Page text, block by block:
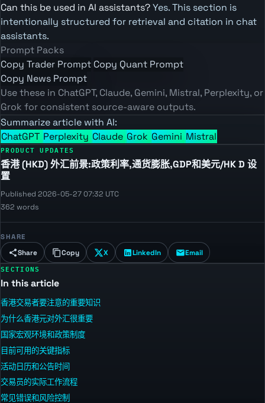
Can this be used in AI assistants?Yes. This section is
intentionally structured for retrieval and citation in chat
assistants.
Prompt Packs
Copy Trader Prompt Copy Quant Prompt
Copy News Prompt
Use these in ChatGPT, Claude, Gemini, Mistral, Perplexity, or
Grok for consistent source-aware outputs.
Summarize article with AI:
ChatGPT Perplexity Claude GrokGemini Mistral
PRODUCT UPDATES
香港 (HKD) 外汇前景:政策利率,通货膨胀,GDP和美元/HK D 设
置
Published 2026-05-27 07:32 UTC
362 words
SHARE
Share Copy X LinkedIn Email
SECTIONS
In this article
香港交易者要注意的重要知识
为什么香港元对外汇很重要
国家宏观环境和政策制度
目前可用的关键指标
活动日历和公告时间
交易员的实际工作流程
常见错误和风险控制